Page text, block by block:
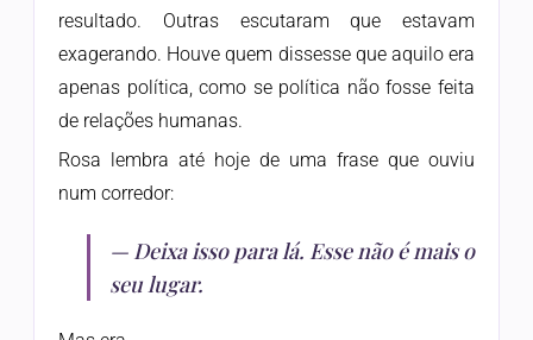
resultado. Outras escutaram que estavam
exagerando. Houve quem dissesse que aquilo era
apenas política, como se política não fosse feita
de relações humanas.
Rosa lembra até hoje de uma frase que ouviu
num corredor:
— Deixa isso para lá. Esse não é mais o
seu lugar.